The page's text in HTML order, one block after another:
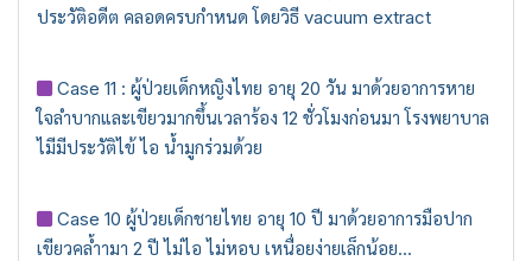
ประวัติอดีต คลอดครบกําหนด โดยวิธี vacuum extract
Case 11 : ผู้ป่วยเด็กหญิงไทย อายุ 20 วัน มาด้วยอาการหาย
ใจลําบากและเขียวมากขึ้นเวลาร้อง 12 ชั่วโมงก่อนมา โรงพยาบาล
ไมีมีประวัติไข้ ไอ น้ำมูกร่วมด้วย
Case 10 ผู้ป่วยเด็กชายไทย อายุ 10 ปี มาด้วยอาการมือปาก
เขียวคล้ำามา 2 ปี ไม่ไอ ไม่หอบ เหนื่อยง่ายเล็กน้อย...